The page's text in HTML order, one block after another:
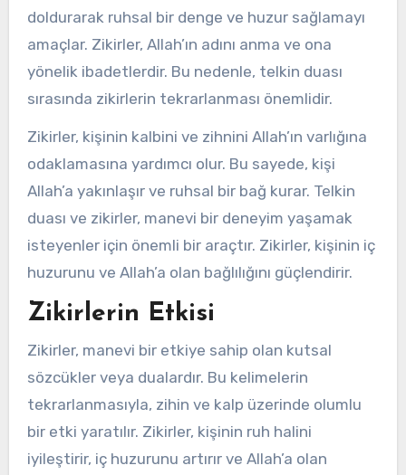
doldurarak ruhsal bir denge ve huzur sağlamayı
amaçlar. Zikirler, Allah’ın adını anma ve ona
yönelik ibadetlerdir. Bu nedenle, telkin duası
sırasında zikirlerin tekrarlanması önemlidir.
Zikirler, kişinin kalbini ve zihnini Allah’ın varlığına
odaklamasına yardımcı olur. Bu sayede, kişi
Allah’a yakınlaşır ve ruhsal bir bağ kurar. Telkin
duası ve zikirler, manevi bir deneyim yaşamak
isteyenler için önemli bir araçtır. Zikirler, kişinin iç
huzurunu ve Allah’a olan bağlılığını güçlendirir.
Zikirlerin Etkisi
Zikirler, manevi bir etkiye sahip olan kutsal
sözcükler veya dualardır. Bu kelimelerin
tekrarlanmasıyla, zihin ve kalp üzerinde olumlu
bir etki yaratılır. Zikirler, kişinin ruh halini
iyileştirir, iç huzurunu artırır ve Allah’a olan